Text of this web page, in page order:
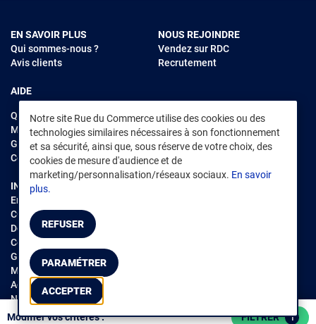
Trier / Filtrer
Modifier vos critères : FILTRER 1
EN SAVOIR PLUS
Qui sommes-nous ?
Avis clients
AIDE
Questions fréquentes
Modes de règlements
Garantie et retours
Contacter Rue du Commerce
NOUS REJOINDRE
Vendez sur RDC
Recrutement
INFORMATIONS LÉGALES
Environnement
CGV /CGU Marketplace
Données personnelles
Cookies
Gérer mes cookies
Mentions légales
Accessibilité : non conforme
Notice d'accessibilité
Notre site Rue du Commerce utilise des cookies ou des
technologies similaires nécessaires à son fonctionnement
et sa sécurité, ainsi que, sous réserve de votre choix, des
cookies de mesure d'audience et de
marketing/personnalisation/réseaux sociaux. En savoir
plus.
REFUSER
PARAMÉTRER
ACCEPTER